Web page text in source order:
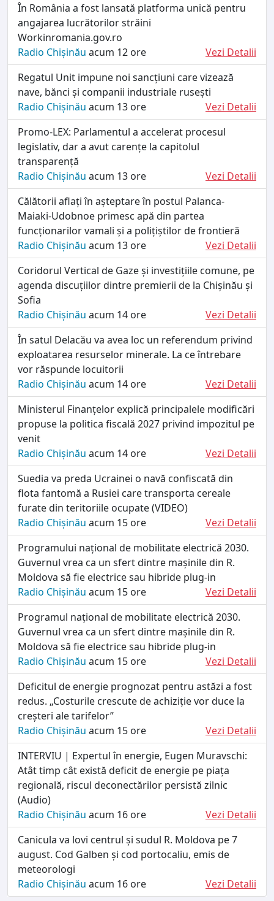
În România a fost lansată platforma unică pentru
angajarea lucrătorilor străini
Workinromania.gov.ro
Radio Chișinău acum 12 ore
Vezi Detalii
Regatul Unit impune noi sancțiuni care vizează
nave, bănci și companii industriale rusești
Radio Chișinău acum 13 ore
Vezi Detalii
Promo-LEX: Parlamentul a accelerat procesul
legislativ, dar a avut carențe la capitolul
transparență
Radio Chișinău acum 13 ore
Vezi Detalii
Călătorii aflați în așteptare în postul Palanca-
Maiaki-Udobnoe primesc apă din partea
funcționarilor vamali și a polițiștilor de frontieră
Radio Chișinău acum 13 ore
Vezi Detalii
Coridorul Vertical de Gaze și investițiile comune, pe
agenda discuțiilor dintre premierii de la Chișinău și
Sofia
Radio Chișinău acum 14 ore
Vezi Detalii
În satul Delacău va avea loc un referendum privind
exploatarea resurselor minerale. La ce întrebare
vor răspunde locuitorii
Radio Chișinău acum 14 ore
Vezi Detalii
Ministerul Finanțelor explică principalele modificări
propuse la politica fiscală 2027 privind impozitul pe
venit
Radio Chișinău acum 14 ore
Vezi Detalii
Suedia va preda Ucrainei o navă confiscată din
flota fantomă a Rusiei care transporta cereale
furate din teritoriile ocupate (VIDEO)
Radio Chișinău acum 15 ore
Vezi Detalii
Programului național de mobilitate electrică 2030.
Guvernul vrea ca un sfert dintre mașinile din R.
Moldova să fie electrice sau hibride plug-in
Radio Chișinău acum 15 ore
Vezi Detalii
Programul național de mobilitate electrică 2030.
Guvernul vrea ca un sfert dintre mașinile din R.
Moldova să fie electrice sau hibride plug-in
Radio Chișinău acum 15 ore
Vezi Detalii
Deficitul de energie prognozat pentru astăzi a fost
redus. „Costurile crescute de achiziție vor duce la
creșteri ale tarifelor”
Radio Chișinău acum 15 ore
Vezi Detalii
INTERVIU | Expertul în energie, Eugen Muravschi:
Atât timp cât există deficit de energie pe piața
regională, riscul deconectărilor persistă zilnic
(Audio)
Radio Chișinău acum 16 ore
Vezi Detalii
Canicula va lovi centrul și sudul R. Moldova pe 7
august. Cod Galben și cod portocaliu, emis de
meteorologi
Radio Chișinău acum 16 ore Vezi Detalii